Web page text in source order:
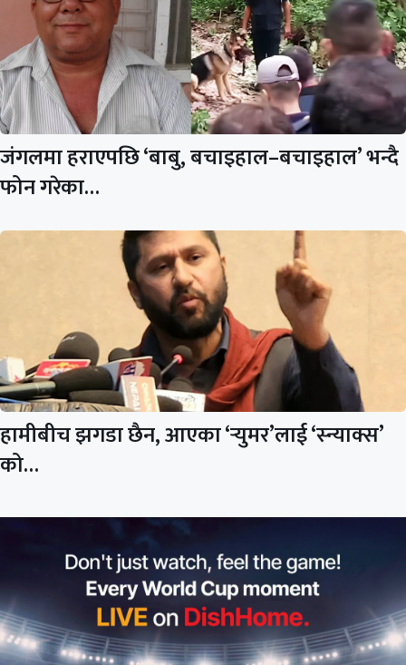
जंगलमा हराएपछि ‘बाबु, बचाइहाल–बचाइहाल’ भन्दै
फोन गरेका…
हामीबीच झगडा छैन, आएका ‘र्‍युमर’लाई ‘स्न्याक्स’
को…